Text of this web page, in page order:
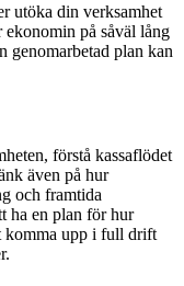
utöka din verksamhet
på såväl lång
genomarbetad plan kan
förstå kassaflödet
även på hur
och framtida
ha en plan för hur
komma upp i full drift